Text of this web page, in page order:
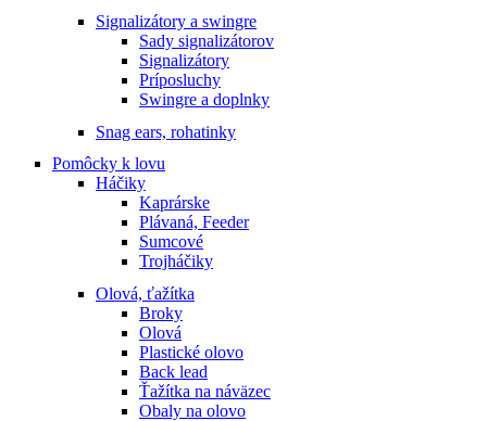
Signalizátory a swingre
Sady signalizátorov
Signalizátory
Príposluchy
Swingre a doplnky
Snag ears, rohatinky
Pomôcky k lovu
Háčiky
Kaprárske
Plávaná, Feeder
Sumcové
Trojháčiky
Olová, ťažítka
Broky
Olová
Plastické olovo
Back lead
Ťažítka na náväzec
Obaly na olovo